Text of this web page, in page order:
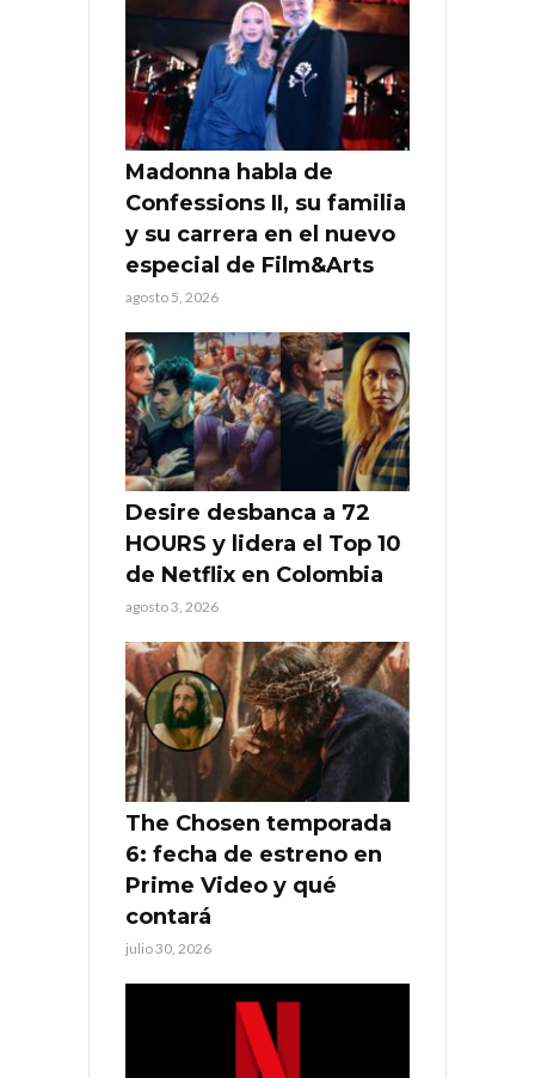
Madonna habla de
Confessions II, su familia
y su carrera en el nuevo
especial de Film&Arts
agosto 5, 2026
Desire desbanca a 72
HOURS y lidera el Top 10
de Netflix en Colombia
agosto 3, 2026
The Chosen temporada
6: fecha de estreno en
Prime Video y qué
contará
julio 30, 2026